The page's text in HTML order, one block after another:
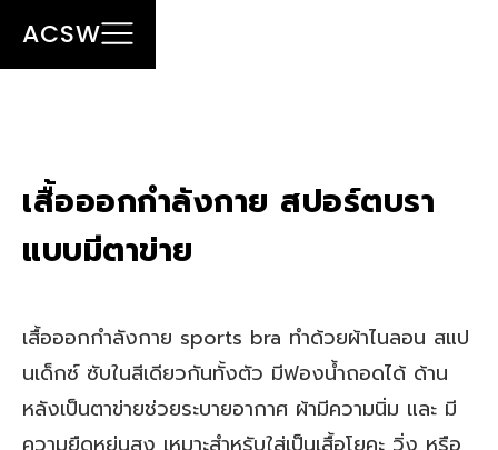
ACSW
เสื้อออกกําลังกาย สปอร์ตบรา
แบบมีตาข่าย
เสื้อออกกําลังกาย sports bra ทำด้วยผ้าไนลอน สแป
นเด็กซ์ ซับในสีเดียวกันทั้งตัว มีฟองน้ำถอดได้ ด้าน
หลังเป็นตาข่ายช่วยระบายอากาศ ผ้ามีความนิ่ม และ มี